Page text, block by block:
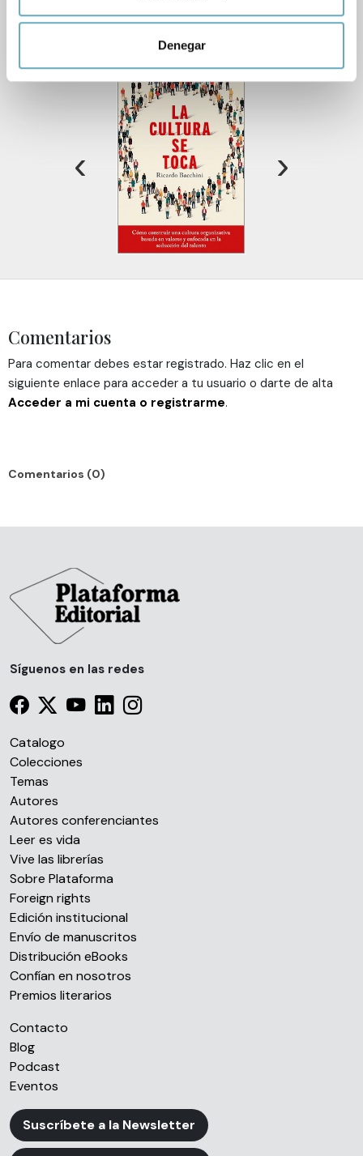
Identificar su dispositivo analizándolo activamente
datos personales y establezca sus preferencias en la
sección de datos. Puede cambiar o retirar su
consentimiento en cualquier momento en la Declaración
Las cookies de este sitio web se usan para personalizar
el contenido y los anuncios, ofrecer funciones de redes
sociales y analizar el tráfico. Además, compartimos
información sobre el uso que haga del sitio web con
partir del uso que haya hecho de sus servicios.
Denegar
Libros relacionados
‹ ›
Comentarios
Para comentar debes estar registrado. Haz clic en el
siguiente enlace para acceder a tu usuario o darte de alta
Acceder a mi cuenta o registrarme.
Comentarios (0)
Síguenos en las redes
Catalogo
Colecciones
Temas
Autores
Autores conferenciantes
Leer es vida
Vive las librerías
Sobre Plataforma
Foreign rights
Edición institucional
Envío de manuscritos
Distribución eBooks
Confían en nosotros
Premios literarios
Contacto
Blog
Podcast
Eventos
Suscríbete a la Newsletter